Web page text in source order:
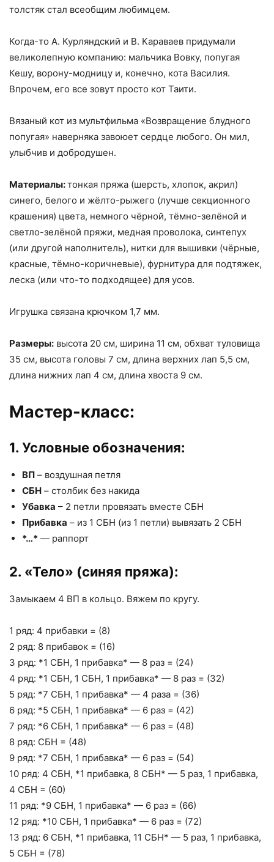
толстяк стал всеобщим любимцем.
Когда-то А. Курляндский и В. Караваев придумали
великолепную компанию: мальчика Вовку, попугая
Кешу, ворону-модницу и, конечно, кота Василия.
Впрочем, его все зовут просто кот Таити.
Вязаный кот из мультфильма «Возвращение блудного
попугая» наверняка завоюет сердце любого. Он мил,
улыбчив и добродушен.
Материалы:тонкая пряжа (шерсть, хлопок, акрил)
синего, белого и жёлто-рыжего (лучше секционного
крашения) цвета, немного чёрной, тёмно-зелёной и
светло-зелёной пряжи, медная проволока, синтепух
(или другой наполнитель), нитки для вышивки (чёрные,
красные, тёмно-коричневые), фурнитура для подтяжек,
леска (или что-то подходящее) для усов.
Игрушка связана крючком 1,7 мм.
Размеры: высота 20 см, ширина 11 см, обхват туловища
35 см, высота головы 7 см, длина верхних лап 5,5 см,
длина нижних лап 4 см, длина хвоста 9 см.
Мастер-класс:
1. Условные обозначения:
ВП – воздушная петля
СБН – столбик без накида
Убавка – 2 петли провязать вместе СБН
Прибавка – из 1 СБН (из 1 петли) вывязать 2 СБН
*…* — раппорт
2. «Тело» (синяя пряжа):
Замыкаем 4 ВП в кольцо. Вяжем по кругу.
1 ряд: 4 прибавки = (8)
2 ряд: 8 прибавок = (16)
3 ряд: *1 СБН, 1 прибавка* — 8 раз = (24)
4 ряд: *1 СБН, 1 СБН, 1 прибавка* — 8 раз = (32)
5 ряд: *7 СБН, 1 прибавка* — 4 раза = (36)
6 ряд: *5 СБН, 1 прибавка* — 6 раз = (42)
7 ряд: *6 СБН, 1 прибавка* — 6 раз = (48)
8 ряд: СБН = (48)
9 ряд: *7 СБН, 1 прибавка* — 6 раз = (54)
10 ряд: 4 СБН, *1 прибавка, 8 СБН* — 5 раз, 1 прибавка,
4 СБН = (60)
11 ряд: *9 СБН, 1 прибавка* — 6 раз = (66)
12 ряд: *10 СБН, 1 прибавка* — 6 раз = (72)
13 ряд: 6 СБН, *1 прибавка, 11 СБН* — 5 раз, 1 прибавка,
5 СБН = (78)